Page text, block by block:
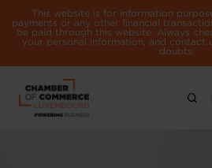
This website is for information
payments or any other financial
be paid through this website. Always
your personal information, and contact
doubts.